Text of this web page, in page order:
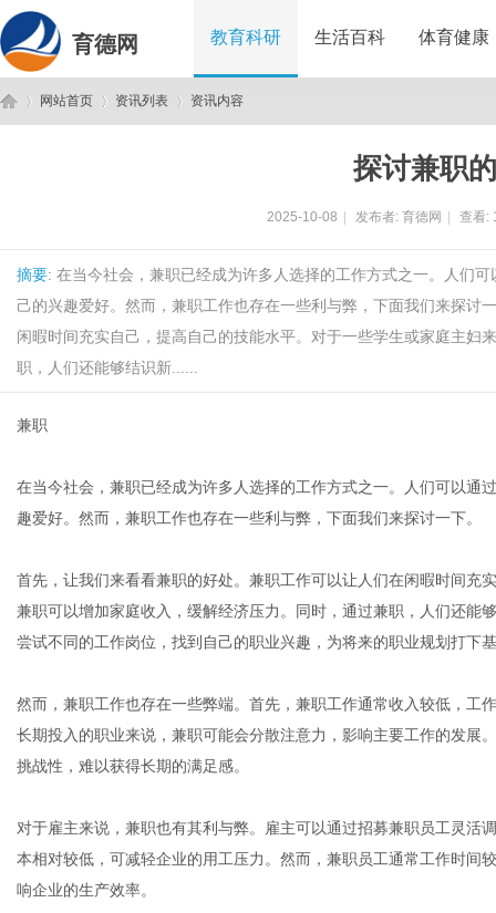
育德网 教育科研 生活百科 体育健康
网站首页 资讯列表 资讯内容
探讨兼职
2025-10-08 发布者: 育德网 查看:
摘要: 在当今社会，兼职已经成为许多人选择的工作方式之一。人们
己的兴趣爱好。然而，兼职工作也存在一些利与弊，下面我们来探讨
闲暇时间充实自己，提高自己的技能水平。对于一些学生或家庭主妇
职，人们还能够结识新......
兼职
在当今社会，兼职已经成为许多人选择的工作方式之一。人们可以通
趣爱好。然而，兼职工作也存在一些利与弊，下面我们来探讨一下。
首先，让我们来看看兼职的好处。兼职工作可以让人们在闲暇时间充
兼职可以增加家庭收入，缓解经济压力。同时，通过兼职，人们还能
尝试不同的工作岗位，找到自己的职业兴趣，为将来的职业规划打下
然而，兼职工作也存在一些弊端。首先，兼职工作通常收入较低，工
长期投入的职业来说，兼职可能会分散注意力，影响主要工作的发展
挑战性，难以获得长期的满足感。
对于雇主来说，兼职也有其利与弊。雇主可以通过招募兼职员工灵活
本相对较低，可减轻企业的用工压力。然而，兼职员工通常工作时间
响企业的生产效率。